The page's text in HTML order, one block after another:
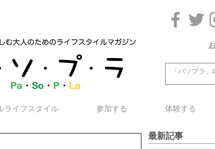
ライフスタイル 参加する 体験する
最新記事